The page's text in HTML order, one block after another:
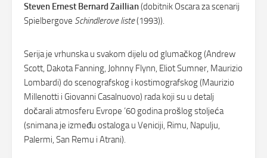
Steven Ernest Bernard Zaillian(dobitnik Oscara za scenarij
Spielbergove Schindlerove liste(1993)).
Serija je vrhunska u svakom dijelu od glumačkog (Andrew
Scott, Dakota Fanning, Johnny Flynn, Eliot Sumner, Maurizio
Lombardi) do scenografskog i kostimografskog (Maurizio
Millenotti i Giovanni Casalnuovo) rada koji su u detalj
dočarali atmosferu Evrope ’60 godina prošlog stoljeća
(snimana je između ostaloga u Veniciji, Rimu, Napulju,
Palermi, San Remu i Atrani).